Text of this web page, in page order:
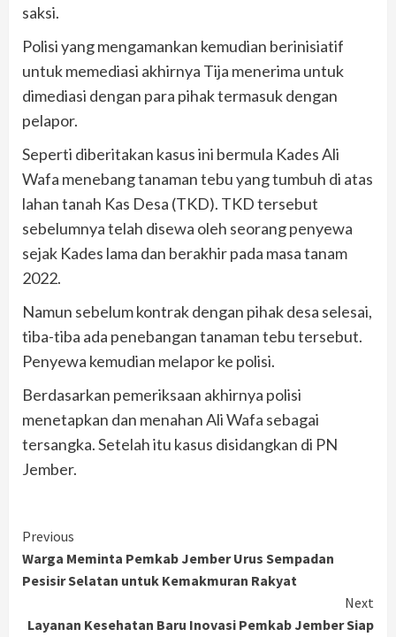
saksi.
Polisi yang mengamankan kemudian berinisiatif
untuk memediasi akhirnya Tija menerima untuk
dimediasi dengan para pihak termasuk dengan
pelapor.
Seperti diberitakan kasus ini bermula Kades Ali
Wafa menebang tanaman tebu yang tumbuh di atas
lahan tanah Kas Desa (TKD). TKD tersebut
sebelumnya telah disewa oleh seorang penyewa
sejak Kades lama dan berakhir pada masa tanam
2022.
Namun sebelum kontrak dengan pihak desa selesai,
tiba-tiba ada penebangan tanaman tebu tersebut.
Penyewa kemudian melapor ke polisi.
Berdasarkan pemeriksaan akhirnya polisi
menetapkan dan menahan Ali Wafa sebagai
tersangka. Setelah itu kasus disidangkan di PN
Jember.
Continue
Reading
Previous
Warga Meminta Pemkab Jember Urus Sempadan
Pesisir Selatan untuk Kemakmuran Rakyat
Next
Layanan Kesehatan Baru Inovasi Pemkab Jember Siap